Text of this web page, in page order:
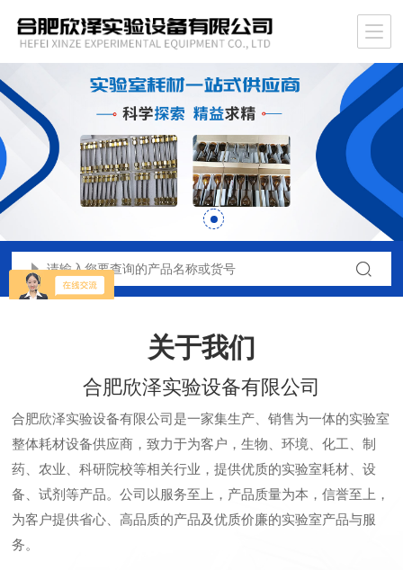
关于我们
合肥欣泽实验设备有限公司
合肥欣泽实验设备有限公司是一家集生产、销售为一体的实验室
整体耗材设备供应商，致力于为客户，生物、环境、化工、制
药、农业、科研院校等相关行业，提供优质的实验室耗材、设
备、试剂等产品。公司以服务至上，产品质量为本，信誉至上，
为客户提供省心、高品质的产品及优质价廉的实验室产品与服
务。